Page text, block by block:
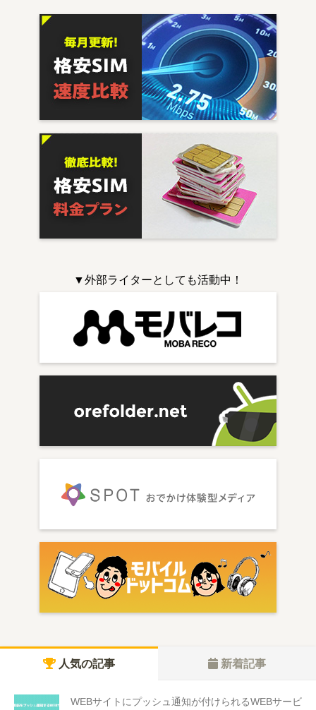
▼外部ライターとしても活動中！
人気の記事 新着記事
WEBサイトにプッシュ通知が付けられるWEBサービ